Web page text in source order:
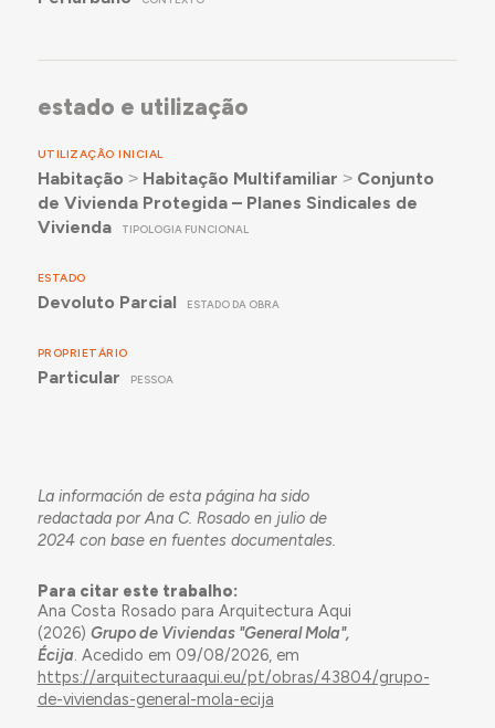
estado e utilização
UTILIZAÇÃO INICIAL
Habitação ˃ Habitação Multifamiliar ˃ Conjunto
de Vivienda Protegida – Planes Sindicales de
Vivienda
TIPOLOGIA FUNCIONAL
ESTADO
Devoluto Parcial ESTADO DA OBRA
PROPRIETÁRIO
Particular PESSOA
La información de esta página ha sido
redactada por Ana C. Rosado en julio de
2024 con base en fuentes documentales.
Para citar este trabalho:
Ana Costa Rosado para Arquitectura Aqui
(2026) Grupo de Viviendas "General Mola",
Écija. Acedido em 09/08/2026, em
https://arquitecturaaqui.eu/pt/obras/43804/grupo-
de-viviendas-general-mola-ecija